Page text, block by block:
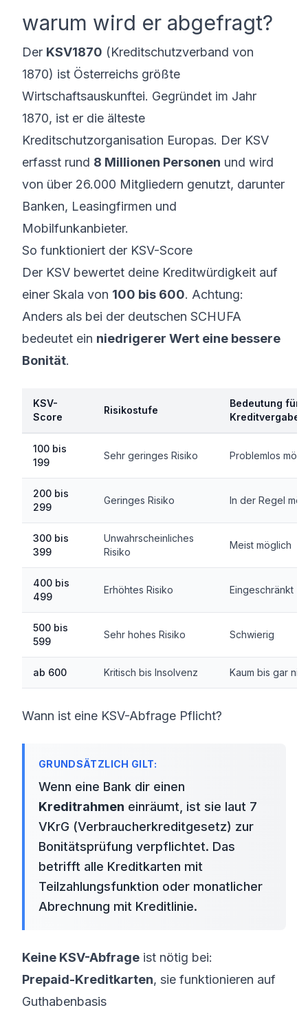
warum wird er abgefragt?
Der KSV1870 (Kreditschutzverband von
1870) ist Österreichs größte
Wirtschaftsauskunftei. Gegründet im Jahr
1870, ist er die älteste
Kreditschutzorganisation Europas. Der KSV
erfasst rund 8 Millionen Personen und wird
von über 26.000 Mitgliedern genutzt, darunter
Banken, Leasingfirmen und
Mobilfunkanbieter.
So funktioniert der KSV-Score
Der KSV bewertet deine Kreditwürdigkeit auf
einer Skala von 100 bis 600. Achtung:
Anders als bei der deutschen SCHUFA
bedeutet ein niedrigerer Wert eine bessere
Bonität.
KSV-
Score
Risikostufe
Bedeutung für
Kreditvergabe
100 bis
199
Sehr geringes Risiko Problemlos
200 bis
299
Geringes Risiko In der Regel
300 bis
399
Unwahrscheinliches
Risiko
Meist möglich
400 bis
499
Erhöhtes Risiko Eingeschränkt
500 bis
599
Sehr hohes Risiko Schwierig
ab 600 Kritisch bis Insolvenz Kaum bis gar
Wann ist eine KSV-Abfrage Pflicht?
Wenn eine Bank dir einen
Kreditrahmen einräumt, ist sie laut 7
VKrG (Verbraucherkreditgesetz) zur
Bonitätsprüfung verpflichtet. Das
betrifft alle Kreditkarten mit
Teilzahlungsfunktion oder monatlicher
Abrechnung mit Kreditlinie.
Keine KSV-Abfrage ist nötig bei:
Prepaid-Kreditkarten, sie funktionieren auf
Guthabenbasis